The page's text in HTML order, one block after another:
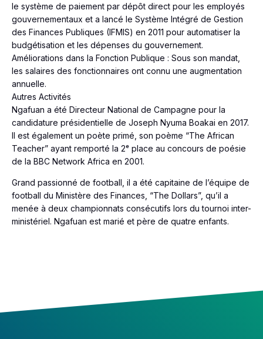
le système de paiement par dépôt direct pour les employés
gouvernementaux et a lancé le Système Intégré de Gestion
des Finances Publiques (IFMIS) en 2011 pour automatiser la
budgétisation et les dépenses du gouvernement.
Améliorations dans la Fonction Publique : Sous son mandat,
les salaires des fonctionnaires ont connu une augmentation
annuelle.
Autres Activités
Ngafuan a été Directeur National de Campagne pour la
candidature présidentielle de Joseph Nyuma Boakai en 2017.
Il est également un poète primé, son poème “The African
Teacher” ayant remporté la 2ᵉ place au concours de poésie
de la BBC Network Africa en 2001.
Grand passionné de football, il a été capitaine de l’équipe de
football du Ministère des Finances, “The Dollars”, qu’il a
menée à deux championnats consécutifs lors du tournoi inter-
ministériel. Ngafuan est marié et père de quatre enfants.